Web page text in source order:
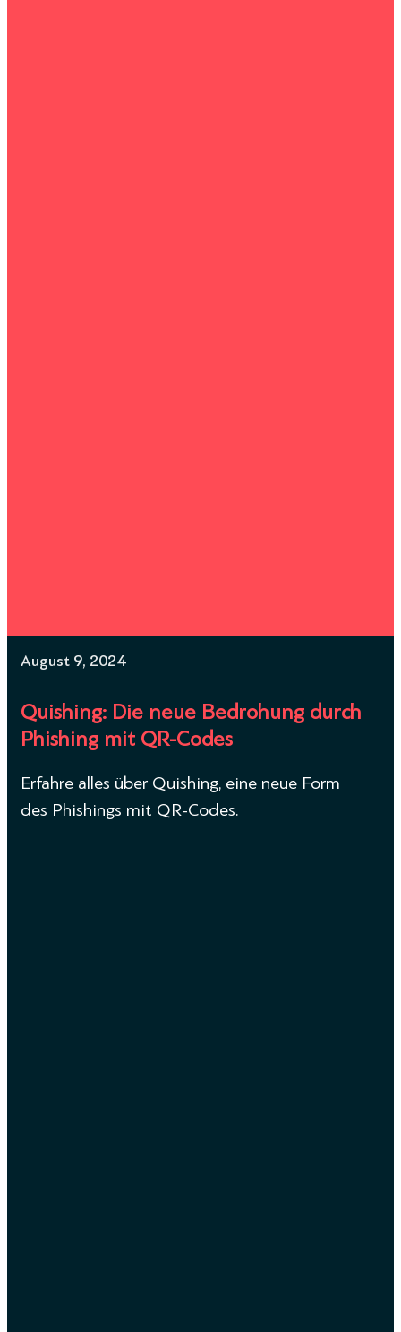
August 9, 2024
Quishing: Die neue Bedrohung durch
Phishing mit QR-Codes
Erfahre alles über Quishing, eine neue Form
des Phishings mit QR-Codes.